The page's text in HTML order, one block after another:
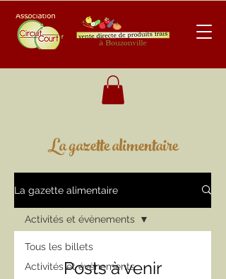
La gazette alimentaire
La gazette alimentaire
Tous les billets
Activités et évènements
Activités et évènements
Posts à venir